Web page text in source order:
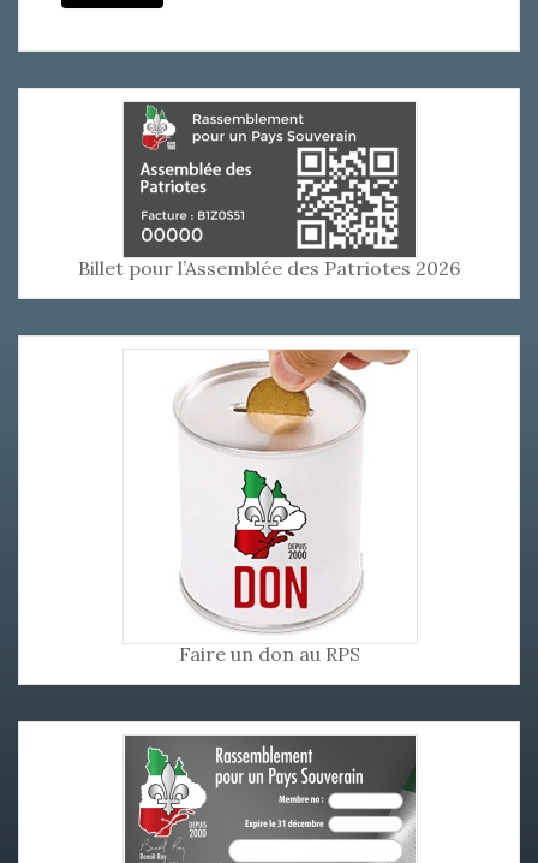
Billet pour l’Assemblée des Patriotes 2026
Faire un don au RPS